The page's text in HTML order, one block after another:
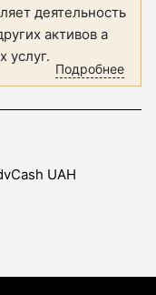
деятельность
активов а
услуг.
Подробнее
UAH